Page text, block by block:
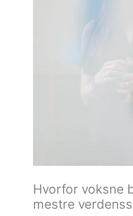
Hvorfor voksne
mestre